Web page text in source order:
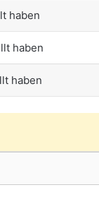
haben
haben
haben